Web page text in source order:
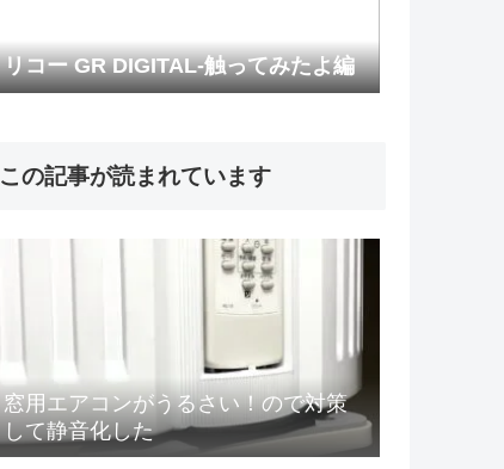
リコー GR DIGITAL-触ってみたよ編
この記事が読まれています
窓用エアコンがうるさい！ので対策
して静音化した